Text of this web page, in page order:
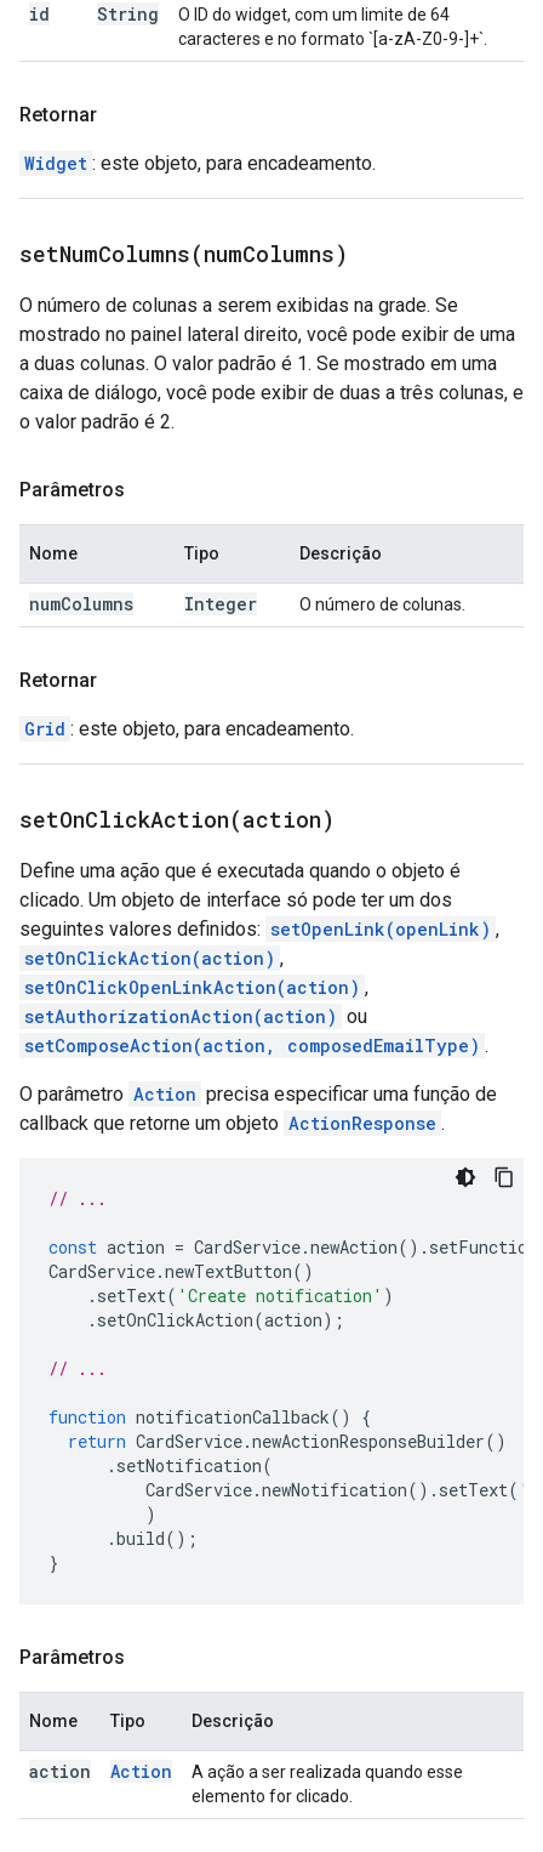
id String
O ID do widget, com um limite de 64
caracteres e no formato `[a-zA-Z0-9-]+`.
Retornar
Widget : este objeto, para encadeamento.
setNumColumns(numColumns)
O número de colunas a serem exibidas na grade. Se
mostrado no painel lateral direito, você pode exibir de uma
a duas colunas. O valor padrão é 1. Se mostrado em uma
caixa de diálogo, você pode exibir de duas a três colunas, e
o valor padrão é 2.
Parâmetros
Nome Tipo Descrição
numColumns Integer O número de colunas.
Retornar
Grid : este objeto, para encadeamento.
setOnClickAction(action)
Define uma ação que é executada quando o objeto é
clicado. Um objeto de interface só pode ter um dos
seguintes valores definidos: setOpenLink(openLink) ,
setOnClickAction(action) ,
setOnClickOpenLinkAction(action) ,
setAuthorizationAction(action) ou
setComposeAction(action, composedEmailType) .
O parâmetro Action precisa especificar uma função de
callback que retorne um objeto ActionResponse .
// ...
const action = CardService.newAction().
CardService.newTextButton()
. setText( 'Create notification' )
. setOnClickAction(action);
// ...
function notificationCallback()
{
return CardService.newActionResponseBuilder()
. setNotification(
CardService.newNotification(). setText(
)
.build();
}
Parâmetros
Nome Tipo Descrição
action Action
A ação a ser realizada quando esse
elemento for clicado.